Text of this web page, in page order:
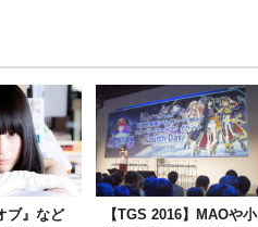
ブ』など
【TGS 2016】MAOや小